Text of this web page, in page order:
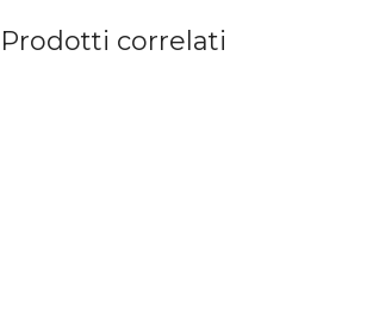
Prodotti correlati